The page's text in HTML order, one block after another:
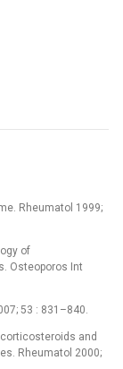
Rheumatol 1999;
of
Osteoporos Int
53 : 831–840.
corticosteroids and
Rheumatol 2000;